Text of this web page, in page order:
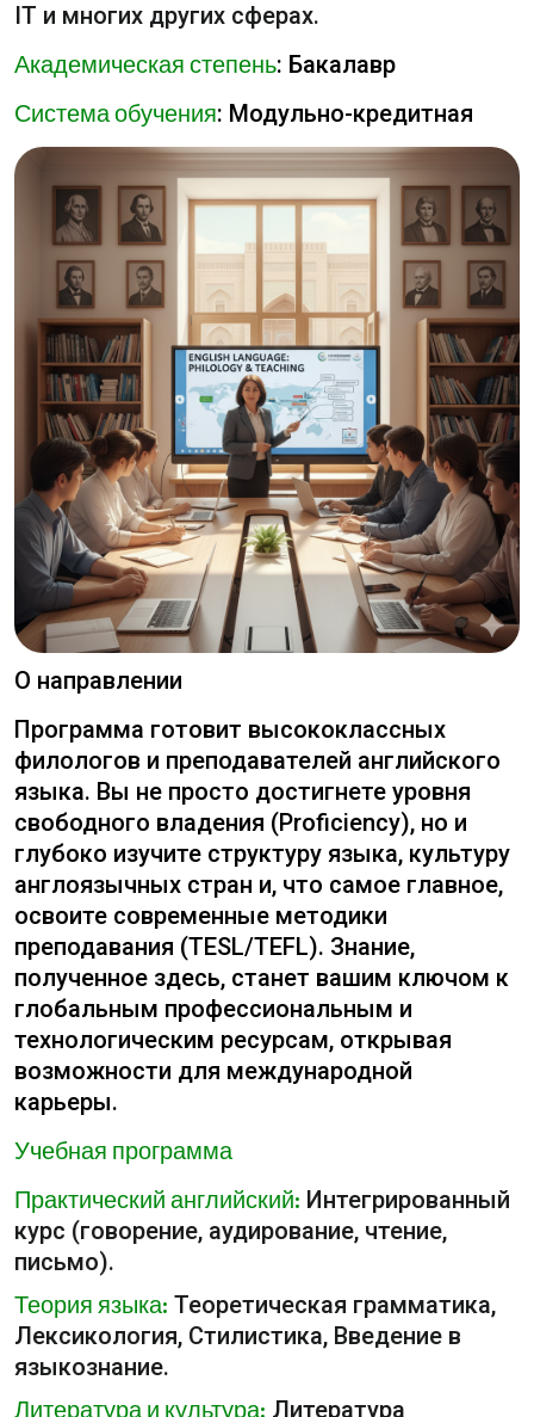
IT и многих других сферах.
Академическая степень: Бакалавр
Система обучения: Модульно-кредитная
О направлении
Программа готовит высококлассных
филологов и преподавателей английского
языка. Вы не просто достигнете уровня
свободного владения (Proficiency), но и
глубоко изучите структуру языка, культуру
англоязычных стран и, что самое главное,
освоите современные методики
преподавания (TESL/TEFL). Знание,
полученное здесь, станет вашим ключом к
глобальным профессиональным и
технологическим ресурсам, открывая
возможности для международной
карьеры.
Учебная программа
Практический английский: Интегрированный
курс (говорение, аудирование, чтение,
письмо).
Теория языка: Теоретическая грамматика,
Лексикология, Стилистика, Введение в
языкознание.
Литература и культура: Литература